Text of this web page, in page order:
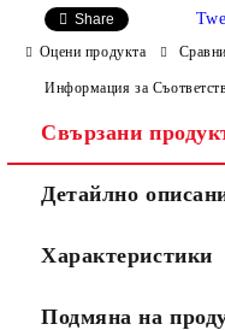
Ние ще се свържем с вас
Share
Оцени продукта Сравни
Информация за
Свързани
Детайлно
Характеристики
Подмяна на